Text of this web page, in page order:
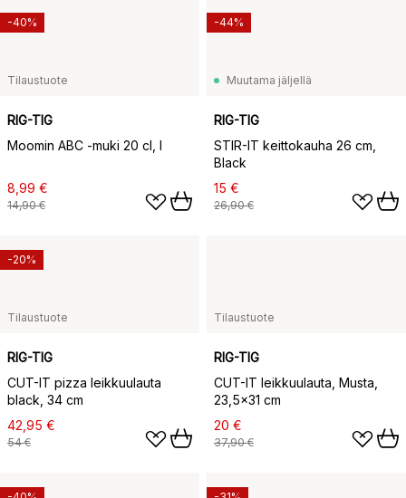
Tilaustuote
RIG-TIG
Moomin ABC -muki 20 cl, I
8,99 €
14,90 €
-40%
Muutama jäljellä
RIG-TIG
STIR-IT keittokauha 26 cm,
Black
15 €
26,90 €
-44%
Tilaustuote
RIG-TIG
CUT-IT pizza leikkuulauta
black, 34 cm
42,95 €
54 €
-20%
Tilaustuote
RIG-TIG
CUT-IT leikkuulauta, Musta,
23,5x31 cm
20 €
37,90 €